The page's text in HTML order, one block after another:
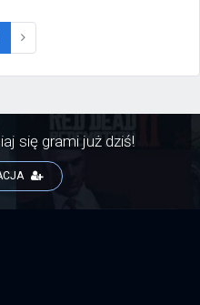
(current)
się grami już dziś!